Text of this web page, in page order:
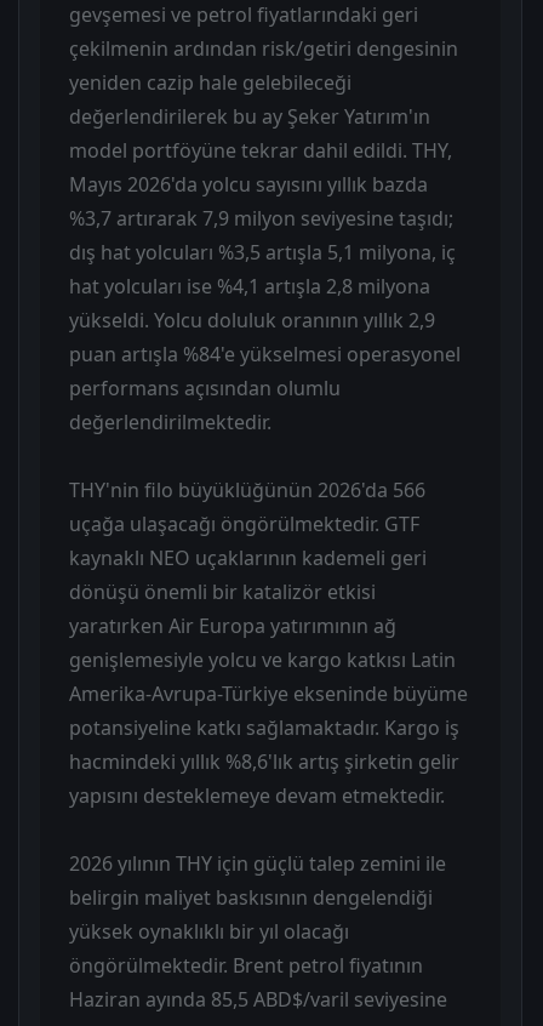
gevşemesi ve petrol fiyatlarındaki geri
çekilmenin ardından risk/getiri dengesinin
yeniden cazip hale gelebileceği
değerlendirilerek bu ay Şeker Yatırım'ın
model portföyüne tekrar dahil edildi. THY,
Mayıs 2026'da yolcu sayısını yıllık bazda
%3,7 artırarak 7,9 milyon seviyesine taşıdı;
dış hat yolcuları %3,5 artışla 5,1 milyona, iç
hat yolcuları ise %4,1 artışla 2,8 milyona
yükseldi. Yolcu doluluk oranının yıllık 2,9
puan artışla %84'e yükselmesi operasyonel
performans açısından olumlu
değerlendirilmektedir.
THY'nin filo büyüklüğünün 2026'da 566
uçağa ulaşacağı öngörülmektedir. GTF
kaynaklı NEO uçaklarının kademeli geri
dönüşü önemli bir katalizör etkisi
yaratırken Air Europa yatırımının ağ
genişlemesiyle yolcu ve kargo katkısı Latin
Amerika-Avrupa-Türkiye ekseninde büyüme
potansiyeline katkı sağlamaktadır. Kargo iş
hacmindeki yıllık %8,6'lık artış şirketin gelir
yapısını desteklemeye devam etmektedir.
2026 yılının THY için güçlü talep zemini ile
belirgin maliyet baskısının dengelendiği
yüksek oynaklıklı bir yıl olacağı
öngörülmektedir. Brent petrol fiyatının
Haziran ayında 85,5 ABD$/varil seviyesine